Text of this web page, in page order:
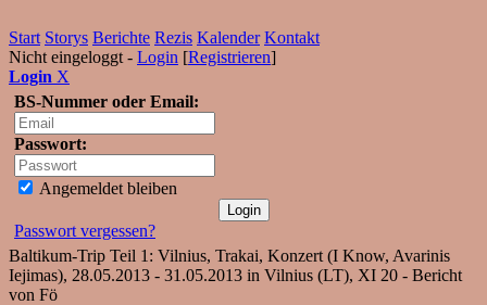
Start Storys Berichte Rezis Kalender Kontakt
Nicht eingeloggt - Login [Registrieren]
Login X
BS-Nummer oder Email:
Passwort:
Angemeldet bleiben
Passwort vergessen?
Baltikum-Trip Teil 1: Vilnius, Trakai, Konzert (I Know, Avarinis
Iejimas), 28.05.2013 - 31.05.2013 in Vilnius (LT), XI 20 - Bericht
von Fö